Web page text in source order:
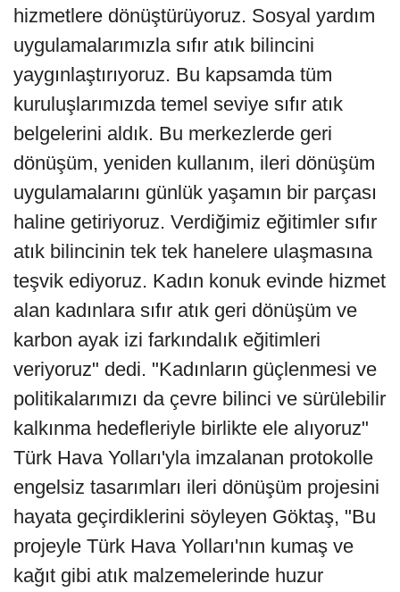
hizmetlere dönüştürüyoruz. Sosyal yardım
uygulamalarımızla sıfır atık bilincini
yaygınlaştırıyoruz. Bu kapsamda tüm
kuruluşlarımızda temel seviye sıfır atık
belgelerini aldık. Bu merkezlerde geri
dönüşüm, yeniden kullanım, ileri dönüşüm
uygulamalarını günlük yaşamın bir parçası
haline getiriyoruz. Verdiğimiz eğitimler sıfır
atık bilincinin tek tek hanelere ulaşmasına
teşvik ediyoruz. Kadın konuk evinde hizmet
alan kadınlara sıfır atık geri dönüşüm ve
karbon ayak izi farkındalık eğitimleri
veriyoruz" dedi. "Kadınların güçlenmesi ve
politikalarımızı da çevre bilinci ve sürülebilir
kalkınma hedefleriyle birlikte ele alıyoruz"
Türk Hava Yolları'yla imzalanan protokolle
engelsiz tasarımları ileri dönüşüm projesini
hayata geçirdiklerini söyleyen Göktaş, "Bu
projeyle Türk Hava Yolları'nın kumaş ve
kağıt gibi atık malzemelerinde huzur